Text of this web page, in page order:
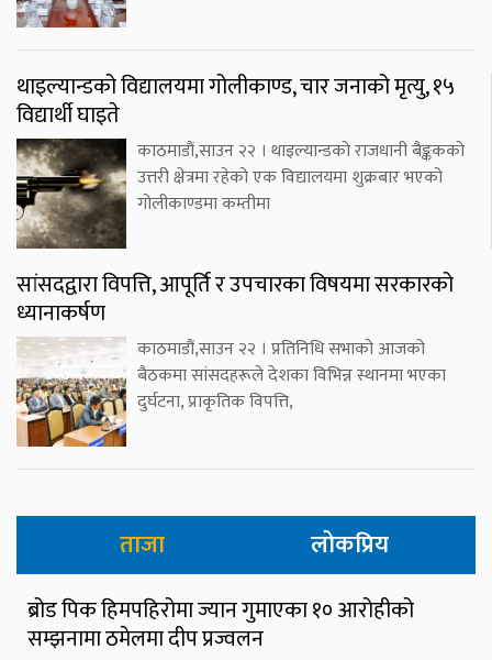
थाइल्यान्डको विद्यालयमा गोलीकाण्ड, चार जनाको मृत्यु, १५
विद्यार्थी घाइते
काठमाडौं,साउन २२ । थाइल्यान्डको राजधानी बैङ्ककको
उत्तरी क्षेत्रमा रहेको एक विद्यालयमा शुक्रबार भएको
गोलीकाण्डमा कम्तीमा
सांसदद्वारा विपत्ति, आपूर्ति र उपचारका विषयमा सरकारको
ध्यानाकर्षण
काठमाडौं,साउन २२ । प्रतिनिधि सभाको आजको
बैठकमा सांसदहरूले देशका विभिन्न स्थानमा भएका
दुर्घटना, प्राकृतिक विपत्ति,
ताजा लोकप्रिय
ब्रोड पिक हिमपहिरोमा ज्यान गुमाएका १० आरोहीको
सम्झनामा ठमेलमा दीप प्रज्वलन